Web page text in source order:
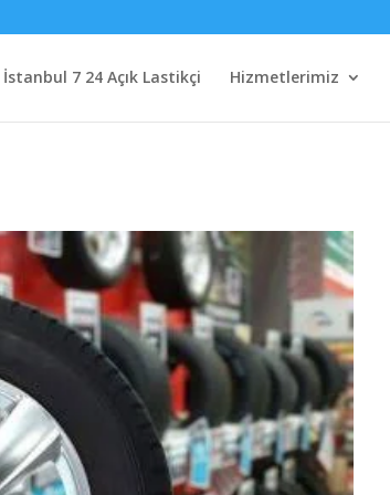
İstanbul 7 24 Açık Lastikçi Hizmetlerimiz